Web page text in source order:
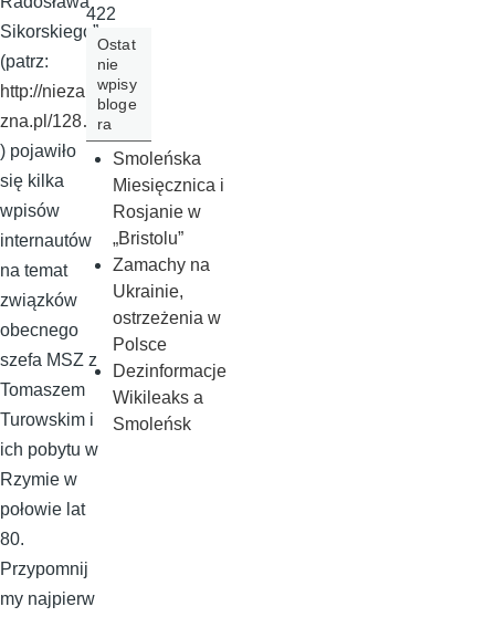
Sikorskiego”
(patrz:
http://niezale
zna.pl/128…
) pojawiło
się kilka
wpisów
internautów
na temat
związków
obecnego
szefa MSZ z
Tomaszem
Turowskim i
ich pobytu w
Rzymie w
połowie lat
80.
Przypomnij
my najpierw
422
Ostat
nie
wpisy
bloge
ra
Smoleńska
Miesięcznica i
Rosjanie w
„Bristolu”
Zamachy na
Ukrainie,
ostrzeżenia w
Polsce
Dezinformacje
Wikileaks a
Smoleńsk